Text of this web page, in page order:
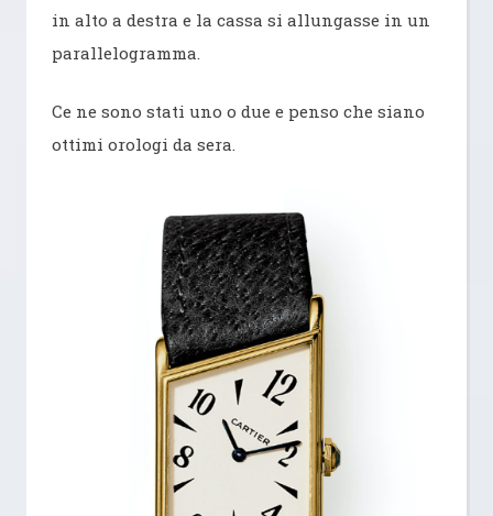
in alto a destra e la cassa si allungasse in un
parallelogramma.
Ce ne sono stati uno o due e penso che siano
ottimi orologi da sera.